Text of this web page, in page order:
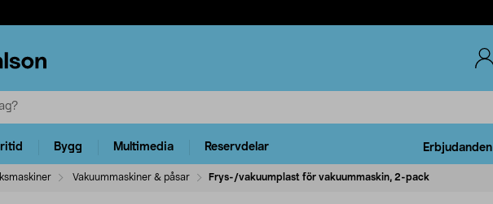
Bygg Multimedia Reservdelar Erbjudanden
Vakuummaskiner & påsar Frys-/vakuumplast för vakuummaskin, 2-pack